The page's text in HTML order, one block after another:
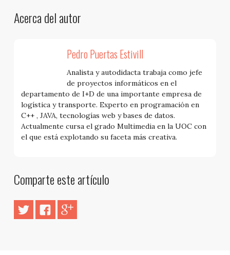
Acerca del autor
Pedro Puertas Estivill
Analista y autodidacta trabaja como jefe
de proyectos informáticos en el
departamento de I+D de una importante empresa de
logística y transporte. Experto en programación en
C++ , JAVA, tecnologías web y bases de datos.
Actualmente cursa el grado Multimedia en la UOC con
el que está explotando su faceta más creativa.
Comparte este artículo